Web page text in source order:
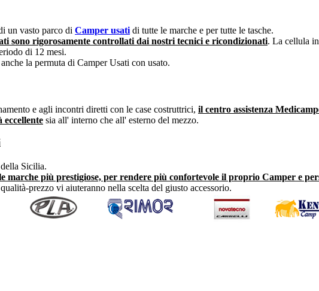
un vasto parco di Camper usati di tutte le marche e per tutte le tasche.
sono rigorosamente controllati dai nostri tecnici e ricondizionati. La cellula
di 12 mesi.
la permuta di Camper Usati con usato.
e agli incontri diretti con le case costruttrici, il centro assistenza
eccellente sia all' interno che all' esterno del mezzo.
Sicilia.
marche più prestigiose, per rendere più confortevole il proprio Camper e
prezzo vi aiuteranno nella scelta del giusto accessorio.